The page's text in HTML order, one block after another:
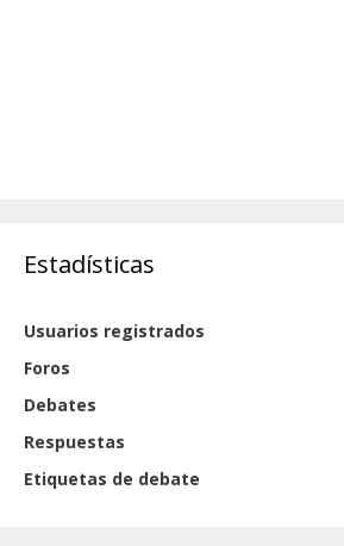
Estadísticas
Usuarios registrados
Foros
Debates
Respuestas
Etiquetas de debate